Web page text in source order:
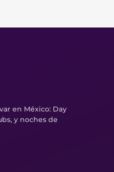
en México: Day
y noches de